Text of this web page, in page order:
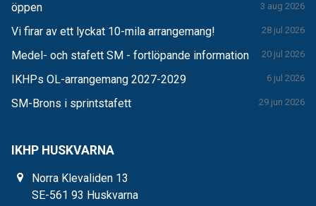
öppen
3 aug 2026
Vi firar av ett lyckat 10-mila arrangemang! 28 jul 2026
Medel- och stafett SM - fortlöpande information 20 jul 2026
IKHPs OL-arrangemang 2027-2029 6 jul 2026
SM-Brons i sprintstafett 29 jun 2026
IKHP HUSKVARNA
Norra Klevaliden 13
SE-561 93 Huskvarna